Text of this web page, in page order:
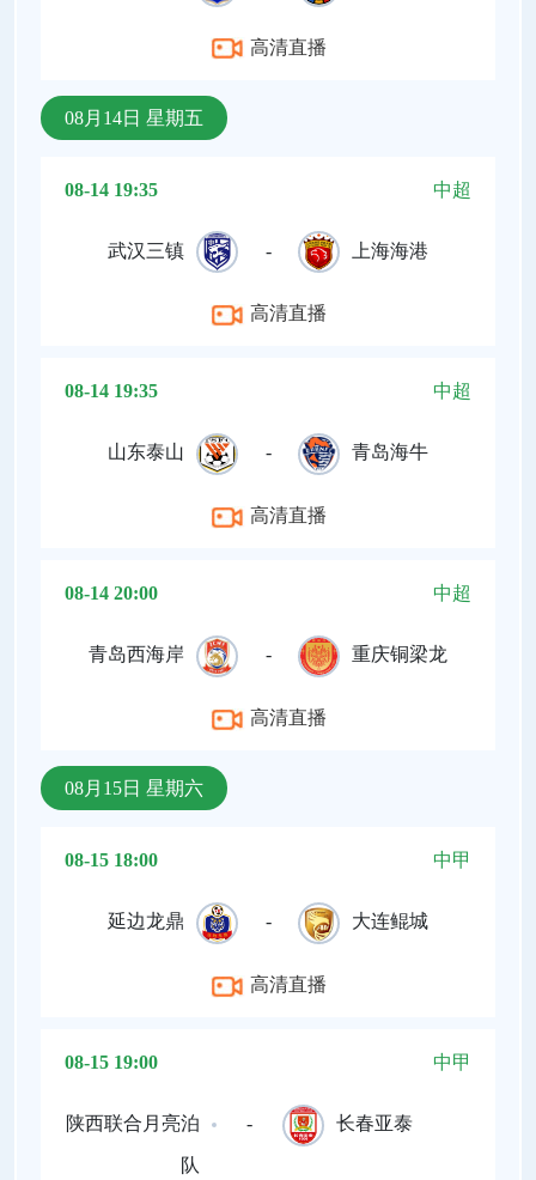
高清直播
08月14日 星期五
08-14 19:35 中超
武汉三镇 - 上海海港
高清直播
08-14 19:35 中超
山东泰山 - 青岛海牛
高清直播
08-14 20:00 中超
青岛西海岸 - 重庆铜梁龙
高清直播
08月15日 星期六
08-15 18:00 中甲
延边龙鼎 - 大连鲲城
高清直播
08-15 19:00 中甲
陕西联合月亮泊
队
- 长春亚泰